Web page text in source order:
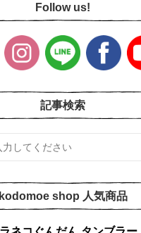
Follow us!
記事検索
kodomoe shop 人気商品